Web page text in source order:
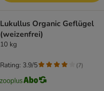
Lukullus Organic Geflügel
(weizenfrei)
10 kg
Rating: 3.9/5 (7)